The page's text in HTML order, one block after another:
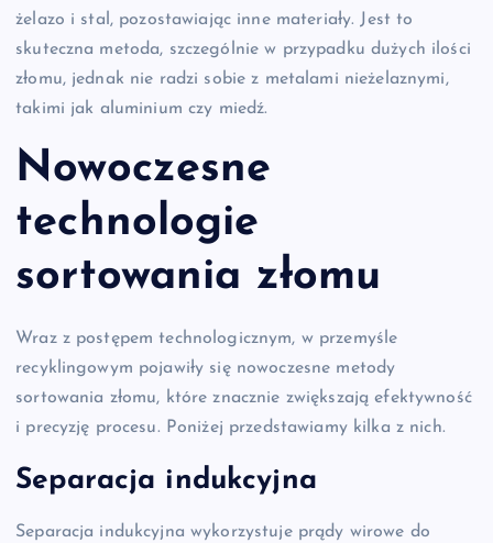
żelazo i stal, pozostawiając inne materiały. Jest to
skuteczna metoda, szczególnie w przypadku dużych ilości
złomu, jednak nie radzi sobie z metalami nieżelaznymi,
takimi jak aluminium czy miedź.
Nowoczesne
technologie
sortowania złomu
Wraz z postępem technologicznym, w przemyśle
recyklingowym pojawiły się nowoczesne metody
sortowania złomu, które znacznie zwiększają efektywność
i precyzję procesu. Poniżej przedstawiamy kilka z nich.
Separacja indukcyjna
Separacja indukcyjna wykorzystuje prądy wirowe do